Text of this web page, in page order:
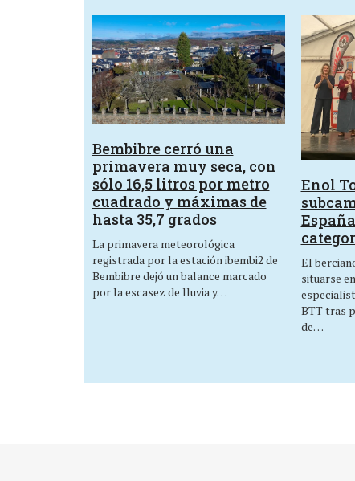
Bembibre cerró una
primavera muy seca, con
sólo 16,5 litros por metro
cuadrado y máximas de
hasta 35,7 grados
La primavera meteorológica
registrada por la estación ibembi2 de
Bembibre dejó un balance marcado
por la escasez de lluvia y…
Enol
El
situarse
BTT tras
de…